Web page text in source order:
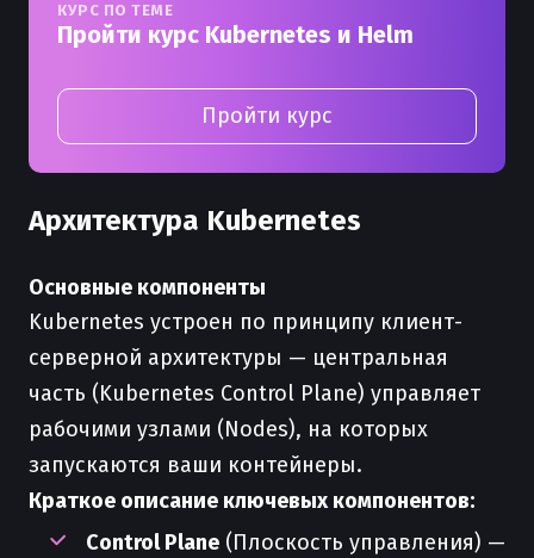
КУРС ПО ТЕМЕ
Пройти курс Kubernetes и Helm
Пройти курс
Архитектура Kubernetes
Основные компоненты
Kubernetes устроен по принципу клиент-
серверной архитектуры — центральная
часть (Kubernetes Control Plane) управляет
рабочими узлами (Nodes), на которых
запускаются ваши контейнеры.
Краткое описание ключевых компонентов:
Control Plane (Плоскость управления) —